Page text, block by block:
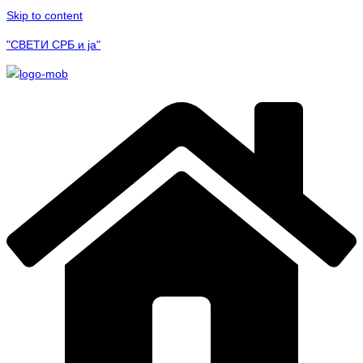
Skip to content
"СВЕТИ СРБ и ја"